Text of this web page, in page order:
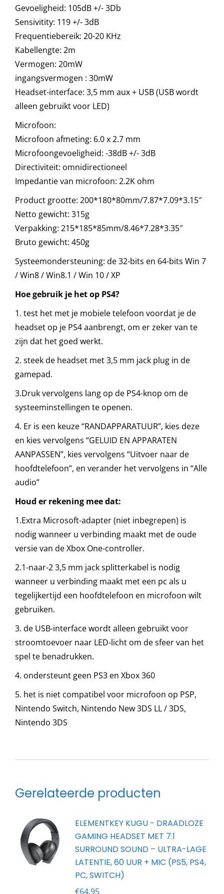
Gevoeligheid: 105dB +/- 3Db
Sensivitity: 119 +/- 3dB
Frequentiebereik: 20-20 KHz
Kabellengte: 2m
Vermogen: 20mW
ingangsvermogen : 30mW
Headset-interface: 3,5 mm aux + USB (USB wordt
alleen gebruikt voor LED)
Microfoon:
Microfoon afmeting: 6.0 x 2.7 mm
Microfoongevoeligheid: -38dB +/- 3dB
Directiviteit: omnidirectioneel
Impedantie van microfoon: 2.2K ohm
Product grootte: 200*180*80mm/7.87*7.09*3.15″
Netto gewicht: 315g
Verpakking: 215*185*85mm/8.46*7.28*3.35″
Bruto gewicht: 450g
Systeemondersteuning: de 32-bits en 64-bits Win 7
/ Win8 / Win8.1 / Win 10 / XP
Hoe gebruik je het op PS4?
1. test het met je mobiele telefoon voordat je de
headset op je PS4 aanbrengt, om er zeker van te
zijn dat het goed werkt.
2. steek de headset met 3,5 mm jack plug in de
gamepad.
3.Druk vervolgens lang op de PS4-knop om de
systeeminstellingen te openen.
4. Er is een keuze “RANDAPPARATUUR”, kies deze
en kies vervolgens “GELUID EN APPARATEN
AANPASSEN”, kies vervolgens “Uitvoer naar de
hoofdtelefoon”, en verander het vervolgens in “Alle
audio”
Houd er rekening mee dat:
1.Extra Microsoft-adapter (niet inbegrepen) is
nodig wanneer u verbinding maakt met de oude
versie van de Xbox One-controller.
2.1-naar-2 3,5 mm jack splitterkabel is nodig
wanneer u verbinding maakt met een pc als u
tegelijkertijd een hoofdtelefoon en microfoon wilt
gebruiken.
3. de USB-interface wordt alleen gebruikt voor
stroomtoevoer naar LED-licht om de sfeer van het
spel te benadrukken.
4. ondersteunt geen PS3 en Xbox 360
5. het is niet compatibel voor microfoon op PSP,
Nintendo Switch, Nintendo New 3DS LL / 3DS,
Nintendo 3DS
Gerelateerde producten
ELEMENTKEY KUGU - DRAADLOZE
GAMING HEADSET MET 7.1
SURROUND SOUND – ULTRA-LAGE
LATENTIE, 60 UUR + MIC (PS5, PS4,
PC, SWITCH)
€64.95